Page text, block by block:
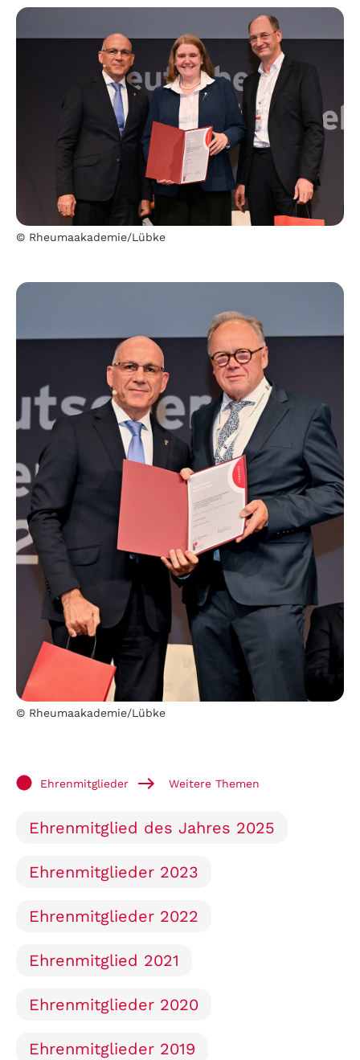
© Rheumaakademie/Lübke
© Rheumaakademie/Lübke
Ehrenmitglieder Weitere Themen
Ehrenmitglied des Jahres 2025
Ehrenmitglieder 2023
Ehrenmitglieder 2022
Ehrenmitglied 2021
Ehrenmitglieder 2020
Ehrenmitglieder 2019